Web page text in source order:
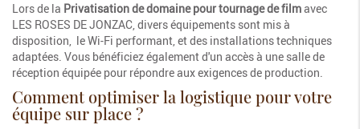
Lors de la Privatisation de domaine pour tournage de filmavec
LES ROSES DE JONZAC, divers équipements sont mis à
disposition, le Wi-Fi performant, et des installations techniques
adaptées. Vous bénéficiez également d'un accès à une salle de
réception équipée pour répondre aux exigences de production.
Comment optimiser la logistique pour votre
équipe sur place ?